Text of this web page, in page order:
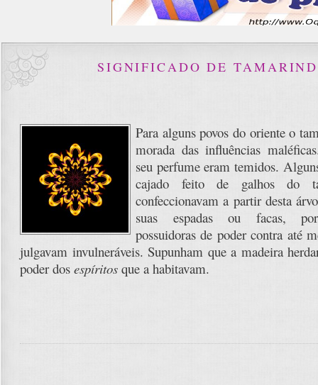
SIGNIFICADO DE
Para alguns povos do oriente o
morada das influências
seu perfume eram temidos.
cajado feito de galhos do
confeccionavam a partir desta
suas espadas ou facas, por
possuidoras de poder contra até
julgavam invulneráveis. Supunham que a madeira
poder dos espíritos que a habitavam.